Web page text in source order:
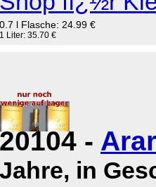
0.7 l Flasche: 24.99 €
1 Liter: 35.70 €
20104 -
Jahre, in